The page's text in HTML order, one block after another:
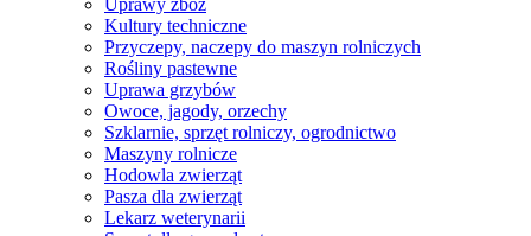
Uprawy zbóż
Kultury techniczne
Przyczepy, naczepy do maszyn rolniczych
Rośliny pastewne
Uprawa grzybów
Owoce, jagody, orzechy
Szklarnie, sprzęt rolniczy, ogrodnictwo
Maszyny rolnicze
Hodowla zwierząt
Pasza dla zwierząt
Lekarz weterynarii